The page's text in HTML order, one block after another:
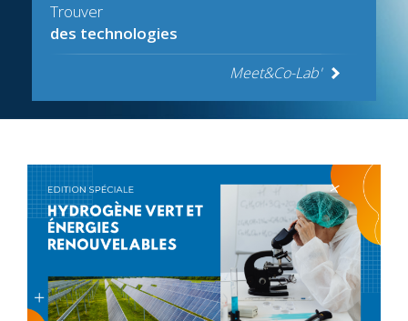
Trouver
des technologies
Meet&Co-Lab'